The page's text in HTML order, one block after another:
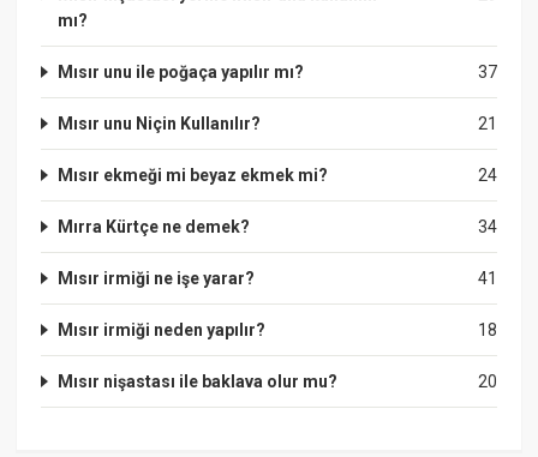
mı?
37
Mısır unu ile poğaça yapılır mı?
21
Mısır unu Niçin Kullanılır?
24
Mısır ekmeği mi beyaz ekmek mi?
34
Mırra Kürtçe ne demek?
41
Mısır irmiği ne işe yarar?
18
Mısır irmiği neden yapılır?
20
Mısır nişastası ile baklava olur mu?